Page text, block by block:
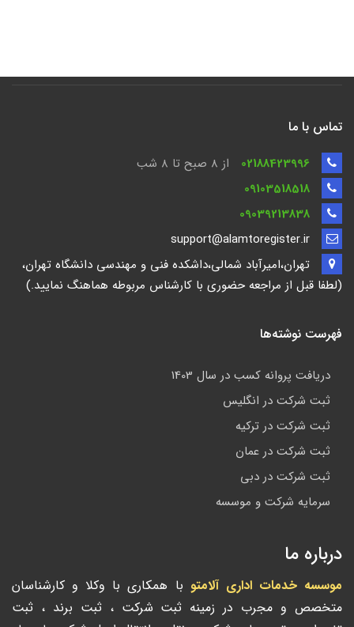
تماس با ما
02188423996
از 8 صبح تا ۸ شب
09103518518
09039213838
support@alamtoregister.ir
تهران،امیرآباد شمالی،داشکده فنی و مهندسی دانشگاه تهران،
(لطفا قبل از مراجعه حضوری با کارشناس مربوطه هماهنگ نمایید.)
فهرست نوشته‌ها
دریافت پروانه کسب در سال 1403
ثبت شرکت در انگلیس
ثبت شرکت در ترکیه
ثبت شرکت در عمان
ثبت شرکت در دبی
سرمایه شرکت و موسسه
درباره ما
موسسه خدمات اداری آلامتو با همکاری با وکلا و کارشناسان
متخصص و مجرب در زمینه ثبت شرکت ، ثبت برند ، ثبت